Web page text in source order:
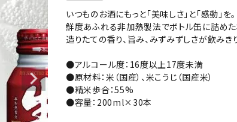
いつものお酒にもっと「美味しさ」と「感動」を。
鮮度あふれる非加熱製法でボトル缶に詰めた
造りたての香り、旨み、みずみずしさが飲みき
●アルコール度：16度以上17度未満
●原材料：米（国産）、米こうじ（国産米）
●精米歩合：55%
●容量：200ml×30本